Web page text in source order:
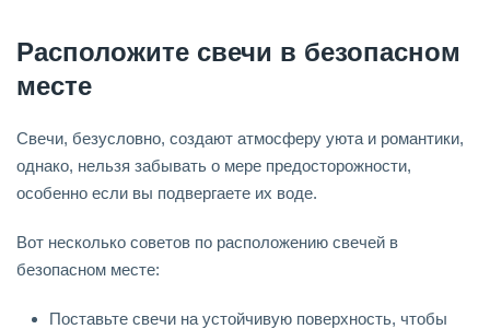
Расположите свечи в безопасном
месте
Свечи, безусловно, создают атмосферу уюта и романтики,
однако, нельзя забывать о мере предосторожности,
особенно если вы подвергаете их воде.
Вот несколько советов по расположению свечей в
безопасном месте:
Поставьте свечи на устойчивую поверхность, чтобы